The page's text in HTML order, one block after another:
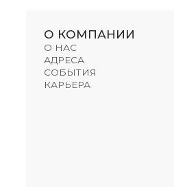
О КОМПАНИИ
О НАС
АДРЕСА
СОБЫТИЯ
КАРЬЕРА